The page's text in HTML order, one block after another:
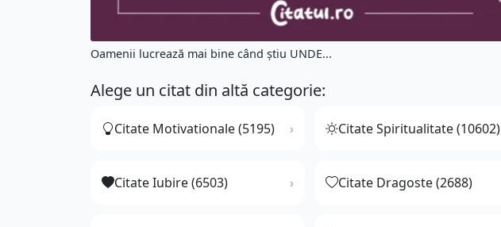
Oamenii lucrează mai bine când ştiu UNDE...
Alege un citat din altă categorie:
Citate Motivationale (5195) Citate Spiritualitate (10602)
Citate Iubire (6503) Citate Dragoste (2688)